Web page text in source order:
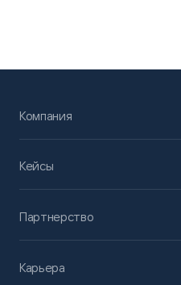
Компания
Кейсы
Партнерство
Карьера